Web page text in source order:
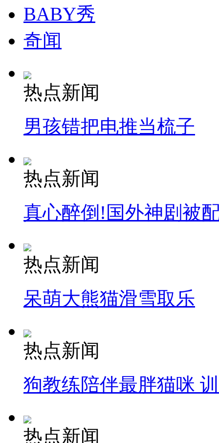
BABY秀
奇闻
热点新闻
男孩错把电推当梳子
热点新闻
真心醉倒!国外神剧被
热点新闻
呆萌大熊猫滑雪取乐
热点新闻
狗教练陪伴最胖猫咪
热点新闻